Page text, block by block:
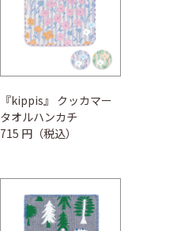
『kippis』 クッカマー
タオルハンカチ
715 円（税込）